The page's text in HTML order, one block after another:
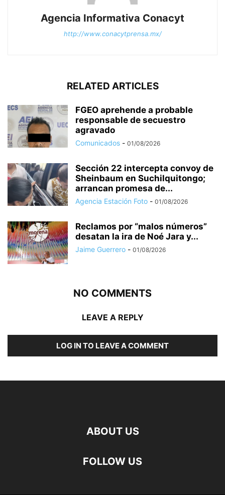
Agencia Informativa Conacyt
http://www.conacytprensa.mx/
RELATED ARTICLES
FGEO aprehende a probable
responsable de secuestro
agravado
Comunicados - 01/08/2026
Sección 22 intercepta convoy de
Sheinbaum en Suchilquitongo;
arrancan promesa de...
Agencia Estación Foto - 01/08/2026
Reclamos por “malos números”
desatan la ira de Noé Jara y...
Jaime Guerrero - 01/08/2026
NO COMMENTS
LEAVE A REPLY
LOG IN TO LEAVE A COMMENT
ABOUT US
FOLLOW US